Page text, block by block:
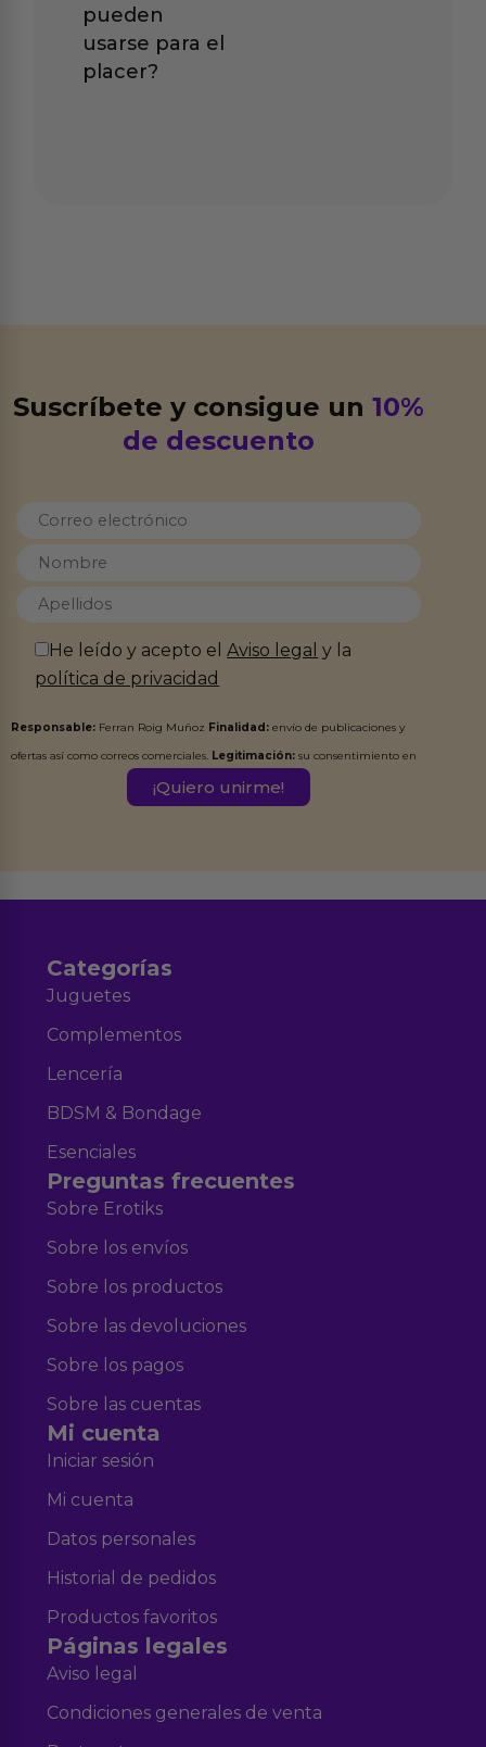
pueden
usarse para el
placer?
Suscríbete y consigue un10%
de descuento
He leído y acepto elAviso legal y la
política de privacidad
Responsable: Ferran Roig Muñoz Finalidad: envío de publicaciones y
ofertas así como correos comerciales. Legitimación: su consentimiento en
Destinatarios:Ferran Roig Muñoz. Podrás ejercer tus
Categorías
Juguetes
Complementos
Lencería
BDSM & Bondage
Esenciales
Preguntas frecuentes
Sobre Erotiks
Sobre los envíos
Sobre los productos
Sobre las devoluciones
Sobre los pagos
Sobre las cuentas
Mi cuenta
Iniciar sesión
Mi cuenta
Datos personales
Historial de pedidos
Productos favoritos
Páginas legales
Aviso legal
Condiciones generales de venta